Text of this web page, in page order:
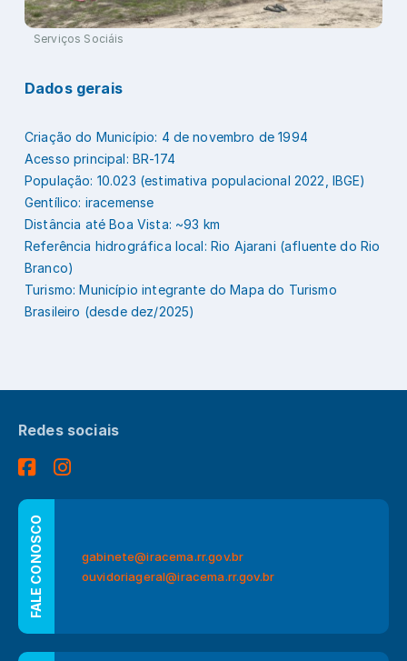
Serviços Sociáis
Dados gerais
Criação do Município: 4 de novembro de 1994
Acesso principal: BR-174
População: 10.023 (estimativa populacional 2022, IBGE)
Gentílico: iracemense
Distância até Boa Vista: ~93 km
Referência hidrográfica local: Rio Ajarani (afluente do Rio
Branco)
Turismo: Município integrante do Mapa do Turismo
Brasileiro (desde dez/2025)
Redes sociais
FALE CONOSCO
gabinete@iracema.rr.gov.br
ouvidoriageral@iracema.rr.gov.br